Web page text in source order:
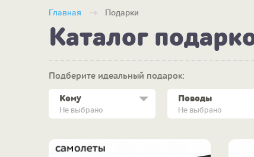
Главная Подарки
Каталог
Подберите идеальный подарок:
Кому
Не выбрано
Поводы
Не выбрано